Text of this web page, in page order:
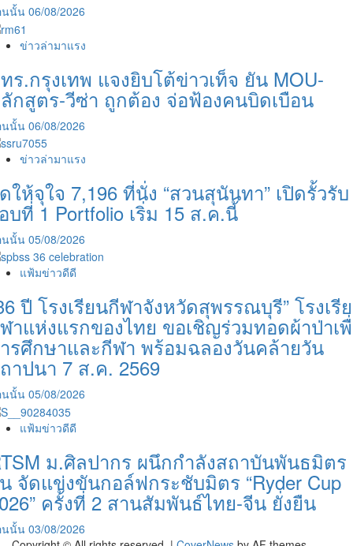
นนั้น 06/08/2026
ข่าวล่ามาแรง
ร.กรุงเทพ แจงยิบโต้ข่าวเท็จ ยัน MOU-
กสูตร-วีซ่า ถูกต้อง จ่อฟ้องคนบิดเบือน
นนั้น 06/08/2026
ข่าวล่ามาแรง
ให้จุใจ 7,196 ที่นั่ง “สวนสุนันทา” เปิดรั้วรับ
บที่ 1 Portfolio เริ่ม 15 ส.ค.นี้
นนั้น 05/08/2026
แฟ้มข่าวดีดี
ปี โรงเรียนกีฬาจังหวัดสุพรรณบุรี” โรงเรี
าแห่งแรกของไทย ขอเชิญร่วมทอดผ้าป่าเ
รศึกษาและกีฬา พร้อมฉลองวันคล้ายวัน
าปนา 7 ส.ค. 2569
นนั้น 05/08/2026
แฟ้มข่าวดีดี
ม.ศิลปากร ผนึกกำลังสถาบันพันธมิตร
จัดแข่งขันกอล์ฟกระชับมิตร “Ryder Cup
ครั้งที่ 2 สานสัมพันธ์ไทย-จีน ยั่งยืน
นนั้น 03/08/2026